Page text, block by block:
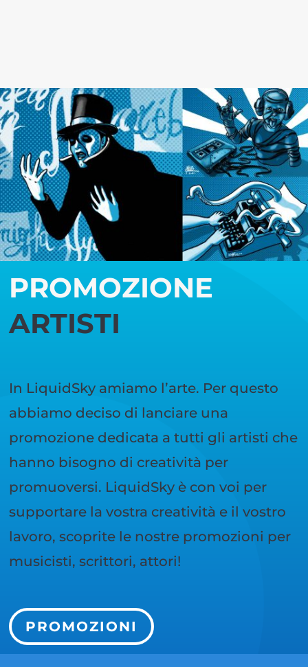
PROMOZIONE
ARTISTI
In LiquidSky amiamo l’arte. Per questo
abbiamo deciso di lanciare una
promozione dedicata a tutti gli artisti che
hanno bisogno di creatività per
promuoversi. LiquidSky è con voi per
supportare la vostra creatività e il vostro
lavoro, scoprite le nostre promozioni per
musicisti, scrittori, attori!
PROMOZIONI